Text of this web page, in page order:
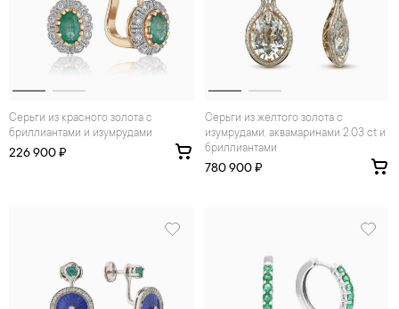
Серьги из красного золота с
бриллиантами и изумрудами
226 900 ₽
Серьги из желтого золота с
изумрудами, аквамаринами 2.03 ct и
бриллиантами
780 900 ₽